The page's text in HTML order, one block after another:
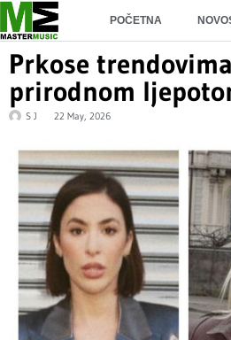
POČETNA
Prkose
prirodnom
S J 22 May, 2026